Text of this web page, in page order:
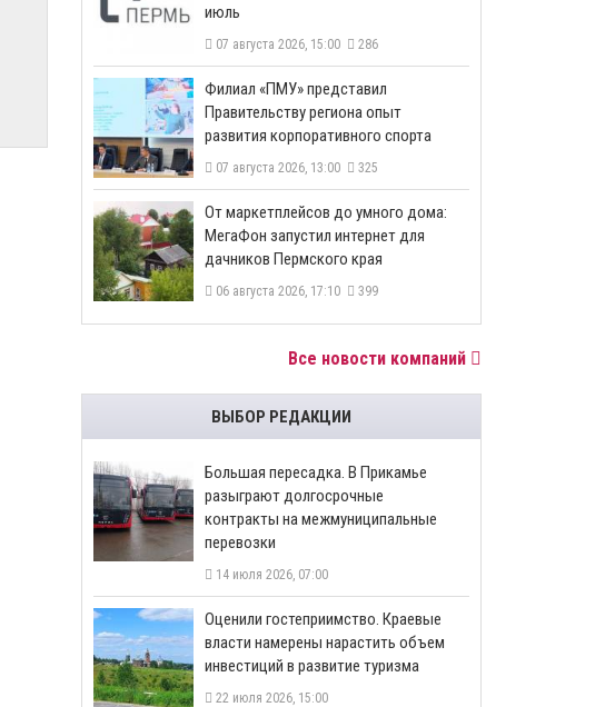
июль
07 августа 2026, 15:00 286
​Филиал «ПМУ» представил
Правительству региона опыт
развития корпоративного спорта
07 августа 2026, 13:00 325
От маркетплейсов до умного дома:
МегаФон запустил интернет для
дачников Пермского края
06 августа 2026, 17:10 399
Все новости компаний
ВЫБОР РЕДАКЦИИ
Большая пересадка. В Прикамье
разыграют долгосрочные
контракты на межмуниципальные
перевозки
14 июля 2026, 07:00
Оценили гостеприимство. Краевые
власти намерены нарастить объем
инвестиций в развитие туризма
22 июля 2026, 15:00